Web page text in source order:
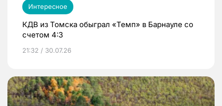
Интересное
КДВ из Томска обыграл «Темп» в Барнауле со
счетом 4:3
21:32 / 30.07.26